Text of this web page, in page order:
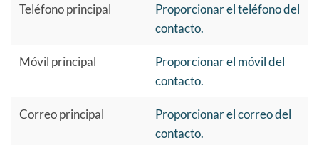
Teléfono principal
Proporcionar el teléfono del
contacto.
Móvil principal
Proporcionar el móvil del
contacto.
Correo principal
Proporcionar el correo del
contacto.